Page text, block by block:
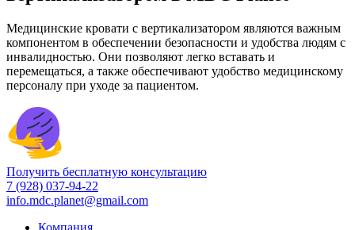
Медицинские кровати с вертикализатором являются важным
компонентом в обеспечении безопасности и удобства людям с
инвалидностью. Они позволяют легко вставать и
перемещаться, а также обеспечивают удобство медицинскому
персоналу при уходе за пациентом.
Получить бесплатную консультацию
7 (928) 037-94-22
info.mdc.planet@gmail.com
Компания